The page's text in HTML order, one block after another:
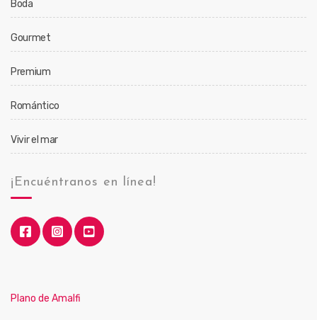
Boda
Gourmet
Premium
Romántico
Vivir el mar
¡Encuéntranos en línea!
Plano de Amalfi